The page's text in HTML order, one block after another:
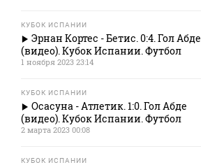
КУБОК ИСПАНИИ
Эрнан Кортес - Бетис. 0:4. Гол Абде
(видео). Кубок Испании. Футбол
1 ноября 2023 23:14
КУБОК ИСПАНИИ
Осасуна - Атлетик. 1:0. Гол Абде
(видео). Кубок Испании. Футбол
2 марта 2023 00:08
КУБОК ИСПАНИИ